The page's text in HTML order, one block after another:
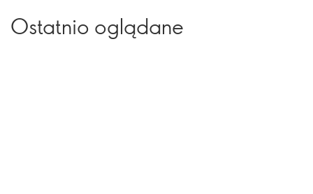
Ostatnio oglądane